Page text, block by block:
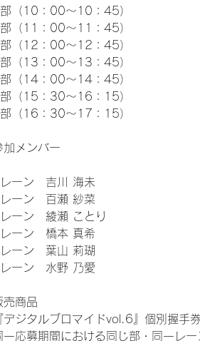
（10：00～10：45）
（11：00～11：45）
（12：00～12：45）
（13：00～13：45）
（14：00～14：45）
（15：30～16：15）
（16：30～17：15）
メンバー
レーン　吉川 海未
レーン　百瀬 紗菜
レーン　綾瀬 ことり
レーン　橋本 真希
レーン　葉山 莉瑚
レーン　水野 乃愛
商品
デジタルブロマイドvol.6』個別握
応募期間における同じ部・同一レ